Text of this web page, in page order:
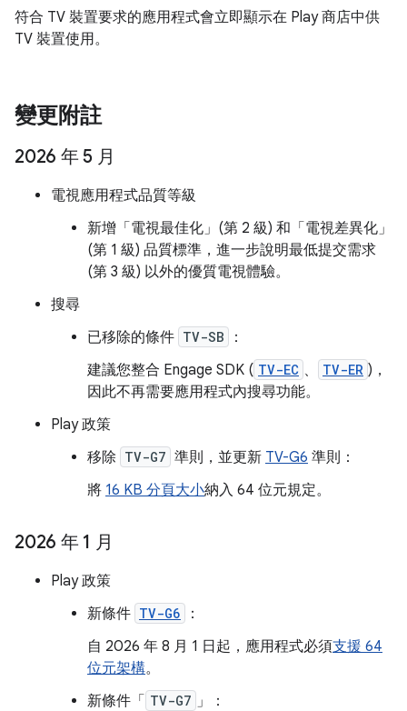
符合 TV 裝置要求的應用程式會立即顯示在 Play 商店中供
TV 裝置使用。
變更附註
2026 年 5 月
電視應用程式品質等級
新增「電視最佳化」(第 2 級) 和「電視差異化」
(第 1 級) 品質標準，進一步說明最低提交需求
(第 3 級) 以外的優質電視體驗。
搜尋
已移除的條件 TV-SB
：
建議您整合 Engage SDK ( TV-EC 、 TV-ER )，
因此不再需要應用程式內搜尋功能。
Play 政策
移除 TV-G7 準則，並更新 TV-G6 準則：
將 16 KB 分頁大小納入 64 位元規定。
2026 年 1 月
Play 政策
新條件 TV-G6
：
自 2026 年 8 月 1 日起，應用程式必須支援 64
位元架構。
新條件「
TV-G7 」：